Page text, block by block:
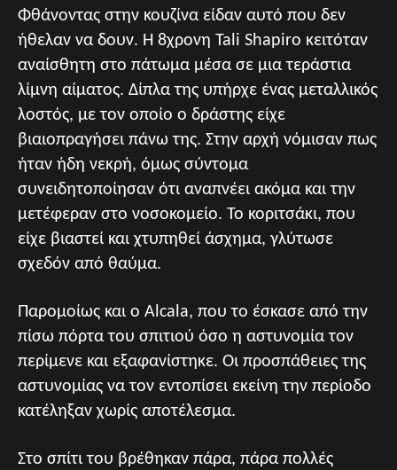
Φθάνοντας στην κουζίνα είδαν αυτό που δεν
ήθελαν να δουν. Η 8χρονη Tali Shapiro κειτόταν
αναίσθητη στο πάτωμα μέσα σε μια τεράστια
λίμνη αίματος. Δίπλα της υπήρχε ένας μεταλλικός
λοστός, με τον οποίο ο δράστης είχε
βιαιοπραγήσει πάνω της. Στην αρχή νόμισαν πως
ήταν ήδη νεκρή, όμως σύντομα
συνειδητοποίησαν ότι αναπνέει ακόμα και την
μετέφεραν στο νοσοκομείο. Το κοριτσάκι, που
είχε βιαστεί και χτυπηθεί άσχημα, γλύτωσε
σχεδόν από θαύμα.
Παρομοίως και ο Alcala, που το έσκασε από την
πίσω πόρτα του σπιτιού όσο η αστυνομία τον
περίμενε και εξαφανίστηκε. Οι προσπάθειες της
αστυνομίας να τον εντοπίσει εκείνη την περίοδο
κατέληξαν χωρίς αποτέλεσμα.
Στο σπίτι του βρέθηκαν πάρα, πάρα πολλές